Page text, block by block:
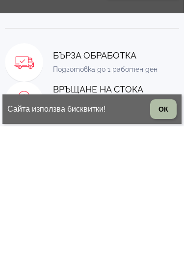
БЪРЗА ОБРАБОТКА
Подготовка до 1 работен ден
ВРЪЩАНЕ НА СТОКА
стоката
Сайта използва бисквитки! ОК